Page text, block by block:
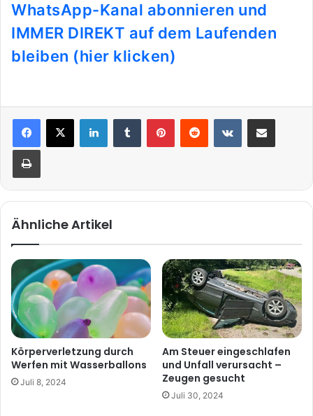
WhatsApp-Kanal abonnieren und
IMMER DIREKT auf dem Laufenden
bleiben (hier klicken)
LinkedInTumblr PinterestReddit VKontakteTeile per E-Mail
Drucken
Ähnliche Artikel
Körperverletzung durch
Werfen mit Wasserballons
Juli 8, 2024
Am Steuer eingeschlafen
und Unfall verursacht –
Zeugen gesucht
Juli 30, 2024